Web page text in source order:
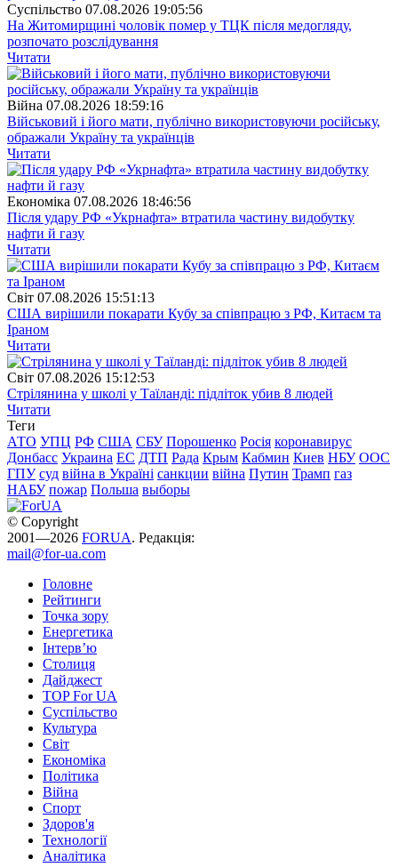
Суспiльство 07.08.2026 19:05:56
На Житомирщині чоловік помер у ТЦК після медогляду,
розпочато розслідування
Читати
Війна 07.08.2026 18:59:16
Військовий і його мати, публічно використовуючи російську,
ображали Україну та українців
Читати
Економіка 07.08.2026 18:46:56
Після удару РФ «Укрнафта» втратила частину видобутку
нафти й газу
Читати
Свiт 07.08.2026 15:51:13
США вирішили покарати Кубу за співпрацю з РФ, Китаєм та
Іраном
Читати
Свiт 07.08.2026 15:12:53
Стрілянина у школі у Таїланді: підліток убив 8 людей
Читати
Теги
АТО УПЦ РФ США СБУ Порошенко Росія коронавирус
Донбасс Украина ЕС ДТП Рада Крым Кабмин Киев НБУ ООС
ГПУ суд війна в Україні санкции війна Путин Трамп газ
НАБУ пожар Польша выборы
© Copyright
2001—2026 FORUA. Редакція:
mail@for-ua.com
Головне
Рейтинги
Точка зору
Енергетика
Інтерв’ю
Столиця
Дайджест
TOP For UA
Суспiльство
Культура
Світ
Економіка
Політика
Війна
Спорт
Здоров'я
Технології
Аналітика